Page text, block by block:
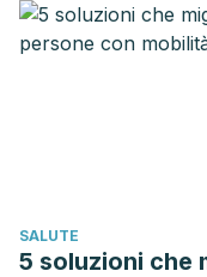
SALUTE
5 soluzioni che